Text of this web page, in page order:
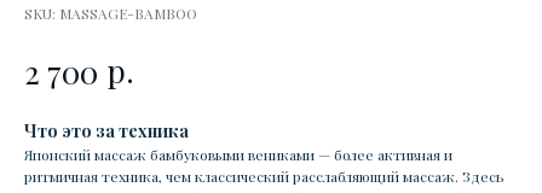
SKU: MASSAGE-BAMBOO
2 700 р.
Что это за техника
Японский массаж бамбуковыми вениками — более активная и
ритмичная техника, чем классический расслабляющий массаж. Здесь